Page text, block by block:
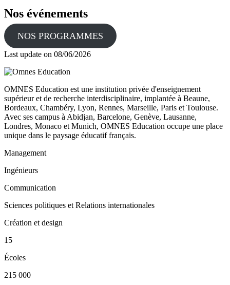
Nos événements
NOS PROGRAMMES
Last update on 08/06/2026
OMNES Education est une institution privée d'enseignement
supérieur et de recherche interdisciplinaire, implantée à Beaune,
Bordeaux, Chambéry, Lyon, Rennes, Marseille, Paris et Toulouse.
Avec ses campus à Abidjan, Barcelone, Genève, Lausanne,
Londres, Monaco et Munich, OMNES Education occupe une place
unique dans le paysage éducatif français.
Management
Ingénieurs
Communication
Sciences politiques et Relations internationales
Création et design
15
Écoles
215 000